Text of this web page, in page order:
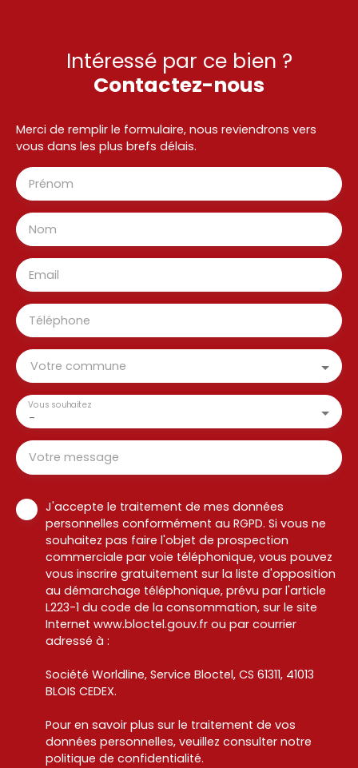
Intéressé par ce bien ?
Contactez-nous
Merci de remplir le formulaire, nous reviendrons vers
vous dans les plus brefs délais.
Prénom
Nom
Email
Téléphone
Votre commune
-
Vous souhaitez
Votre message
J'accepte le traitement de mes données
personnelles conformément au RGPD. Si vous ne
souhaitez pas faire l'objet de prospection
commerciale par voie téléphonique, vous pouvez
vous inscrire gratuitement sur la liste d'opposition
au démarchage téléphonique, prévu par l'article
L223-1 du code de la consommation, sur le site
Internet www.bloctel.gouv.fr ou par courrier
adressé à :
Société Worldline, Service Bloctel, CS 61311, 41013
BLOIS CEDEX.
Pour en savoir plus sur le traitement de vos
données personnelles, veuillez consulter notre
politique de confidentialité.